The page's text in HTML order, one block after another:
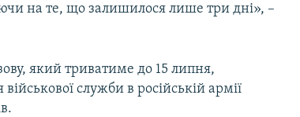
на те, що залишилося лише три дні», –
який триватиме до 15 липня,
служби в російській армії